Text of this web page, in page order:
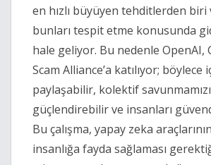
en hızlı büyüyen tehditlerden biri
bunları tespit etme konusunda
hale geliyor. Bu nedenle OpenAI,
Scam Alliance’a katılıyor; böylece
paylaşabilir, kolektif savunmamızı
güçlendirebilir ve insanları
Bu çalışma, yapay zeka
insanlığa fayda sağlaması